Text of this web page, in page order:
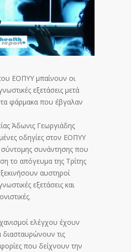
ΕΟΠΥΥ μπαίνουν οι
εξετάσεις μετά
φάρμακα που έβγαλαν
Άδωνις Γεωργιάδης
οδηγίες στον ΕΟΠΥΥ
σύντομης συνάντησης που
το απόγευμα της Τρίτης
αυστηροί
εξετάσεις και
ελέγχου έχουν
διασταυρώνουν τις
που δείχνουν την